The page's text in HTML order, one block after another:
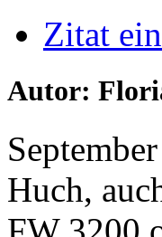
Zitat
Autor:
Huch,